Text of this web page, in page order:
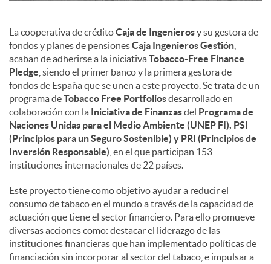
e
n
i
d
o
s
La cooperativa de créditoCaja de Ingenierosy su gestora de
fondos y planes de pensionesCaja Ingenieros Gestión
acaban de adherirse a la iniciativaTobacco-Free Finance
Pledge , siendo el primer banco y la primera gestora de
fondos de España que se unen a este proyecto. Se trata de un
programa deTobacco Free Portfoliosdesarrollado en
colaboración con la Iniciativa de Finanzasdel Programa de
Naciones Unidas para el Medio Ambiente (UNEP FI), PSI
(Principios para un Seguro Sostenible) y PRI (Principios de
Inversión Responsable) , en el que participan 153
instituciones internacionales de 22 países.
Este proyecto tiene como objetivo ayudar a reducir el
consumo de tabaco en el mundo a través de la capacidad de
actuación que tiene el sector financiero. Para ello promueve
diversas acciones como: destacar el liderazgo de las
instituciones financieras que han implementado políticas de
financiación sin incorporar al sector del tabaco, e impulsar a